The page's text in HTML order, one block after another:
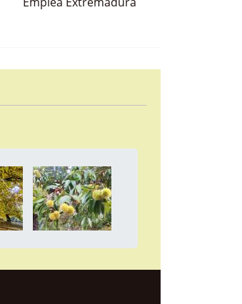
Emplea Extremadura